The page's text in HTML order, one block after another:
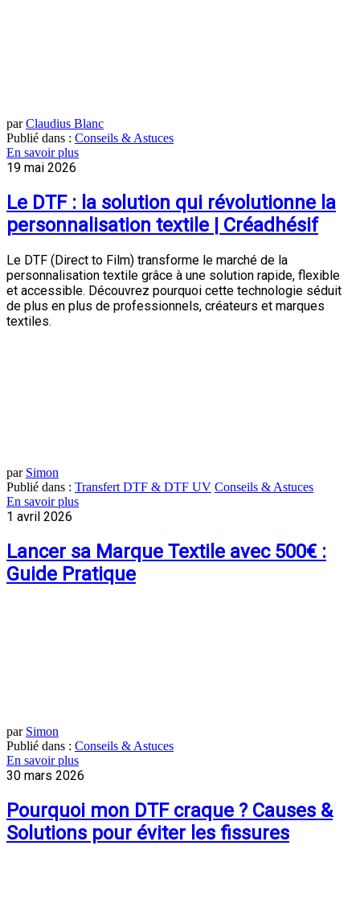
parClaudius Blanc
Publié dans : Conseils & Astuces
En savoir plus
19 mai 2026
Le DTF : la solution qui révolutionne la
personnalisation textile | Créadhésif
Le DTF (Direct to Film) transforme le marché de la
personnalisation textile grâce à une solution rapide, flexible
et accessible. Découvrez pourquoi cette technologie séduit
de plus en plus de professionnels, créateurs et marques
textiles.
par Simon
Publié dans : Transfert DTF & DTF UV Conseils & Astuces
En savoir plus
1 avril 2026
Lancer sa Marque Textile avec 500€ :
Guide Pratique
par Simon
Publié dans : Conseils & Astuces
En savoir plus
30 mars 2026
Pourquoi mon DTF craque ? Causes &
Solutions pour éviter les fissures